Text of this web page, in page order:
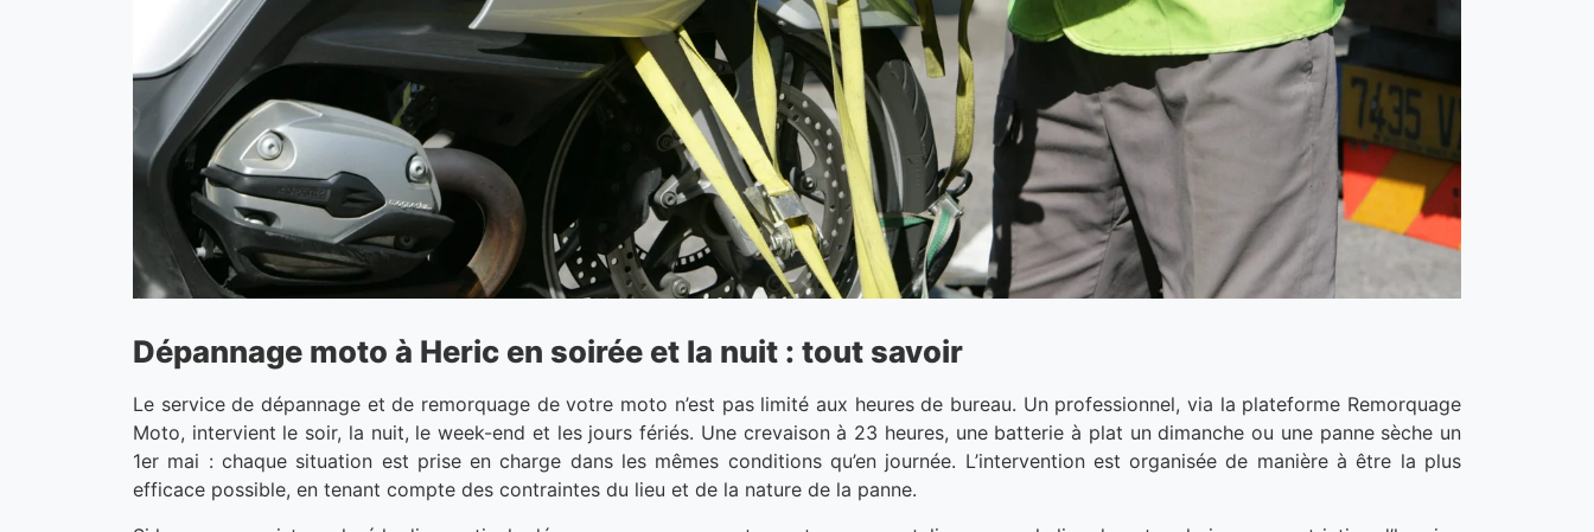
Dépannage moto à Heric en soirée et la nuit : tout savoir
Le service de dépannage et de remorquage de votre moto n’est pas limité aux heures de bureau. Un professionnel, via la plateforme Remorquage
Moto, intervient le soir, la nuit, le week-end et les jours fériés. Une crevaison à 23 heures, une batterie à plat un dimanche ou une panne sèche un
1er mai : chaque situation est prise en charge dans les mêmes conditions qu’en journée. L’intervention est organisée de manière à être la plus
efficace possible, en tenant compte des contraintes du lieu et de la nature de la panne.